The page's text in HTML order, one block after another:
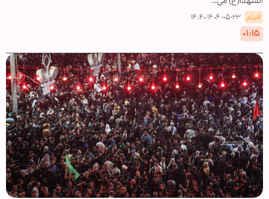
فیلم ۱۴۰۴-۰۵-۲۳ ۱۴:۴۰
۰۱:۱۵